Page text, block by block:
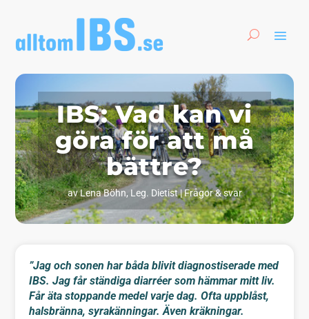
IBS: Vad kan vi
göra för att må
bättre?
avLena Böhn, Leg. Dietist|Frågor & svar
”Jag och sonen har båda blivit diagnostiserade med
IBS. Jag får ständiga diarréer som hämmar mitt liv.
Får äta stoppande medel varje dag. Ofta uppblåst,
halsbränna, syrakänningar. Även kräkningar.